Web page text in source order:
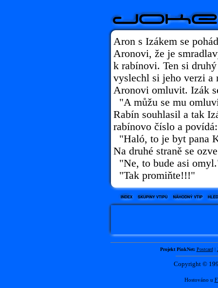
Aron s Izákem se
Aronovi, že je
k rabínovi. Ten si
vyslechl si jeho verzi a
Aronovi omluvit. Izák
"A můžu se mu
Rabín souhlasil a tak
rabínovo číslo a povídá:
"Haló, to je byt pana
Na druhé straně se
"Ne, to bude asi
"Tak promiňte!!!"
Projekt PinkNet: Postcard|
Copyright ©
Hostováno u